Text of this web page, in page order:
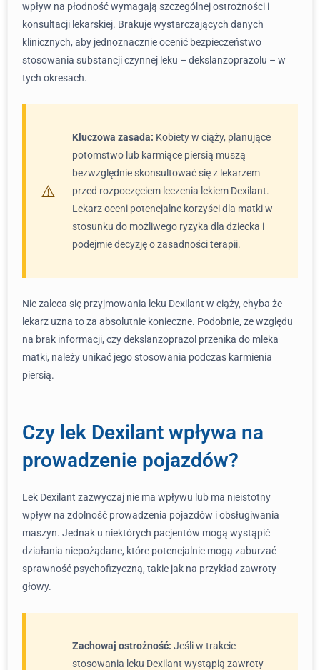
wpływ na płodność wymagają szczególnej ostrożności i
konsultacji lekarskiej. Brakuje wystarczających danych
klinicznych, aby jednoznacznie ocenić bezpieczeństwo
stosowania substancji czynnej leku – dekslanzoprazolu – w
tych okresach.
Kluczowa zasada: Kobiety w ciąży, planujące
potomstwo lub karmiące piersią muszą
bezwzględnie skonsultować się z lekarzem
przed rozpoczęciem leczenia lekiem Dexilant.
Lekarz oceni potencjalne korzyści dla matki w
stosunku do możliwego ryzyka dla dziecka i
podejmie decyzję o zasadności terapii.
Nie zaleca się przyjmowania leku Dexilant w ciąży, chyba że
lekarz uzna to za absolutnie konieczne. Podobnie, ze względu
na brak informacji, czy dekslanzoprazol przenika do mleka
matki, należy unikać jego stosowania podczas karmienia
piersią.
Czy lek Dexilant wpływa na
prowadzenie pojazdów?
Lek Dexilant zazwyczaj nie ma wpływu lub ma nieistotny
wpływ na zdolność prowadzenia pojazdów i obsługiwania
maszyn. Jednak u niektórych pacjentów mogą wystąpić
działania niepożądane, które potencjalnie mogą zaburzać
sprawność psychofizyczną, takie jak na przykład zawroty
głowy.
Zachowaj ostrożność: Jeśli w trakcie
stosowania leku Dexilant wystąpią zawroty